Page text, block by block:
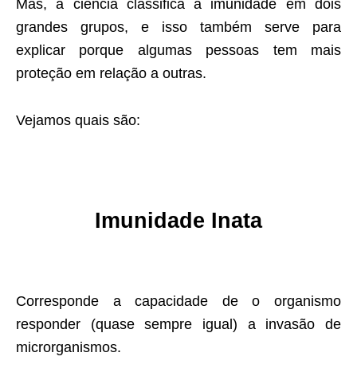
Mas, a ciência classifica a imunidade em dois
grandes grupos, e isso também serve para
explicar porque algumas pessoas tem mais
proteção em relação a outras.
Vejamos quais são:
Imunidade Inata
Corresponde a capacidade de o organismo
responder (quase sempre igual) a invasão de
microrganismos.